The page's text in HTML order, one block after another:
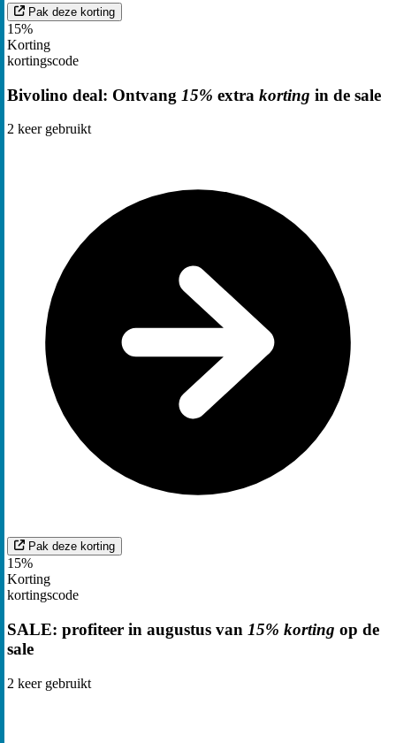
Pak deze korting
15%
Korting
kortingscode
Bivolino deal: Ontvang 15% extra korting in de sale
2 keer gebruikt
Pak deze korting
15%
Korting
kortingscode
SALE: profiteer in augustus van 15% korting op de
sale
2 keer gebruikt